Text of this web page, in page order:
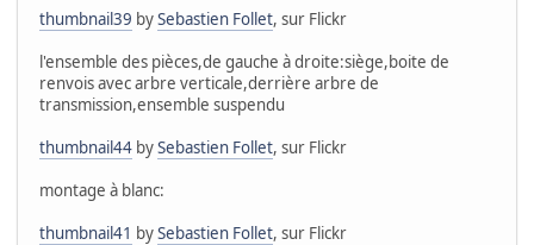
thumbnail39 bySebastien Follet, sur Flickr
l'ensemble des pièces,de gauche à droite:siège,boite de
renvois avec arbre verticale,derrière arbre de
transmission,ensemble suspendu
thumbnail44 bySebastien Follet, sur Flickr
montage à blanc:
thumbnail41 bySebastien Follet, sur Flickr